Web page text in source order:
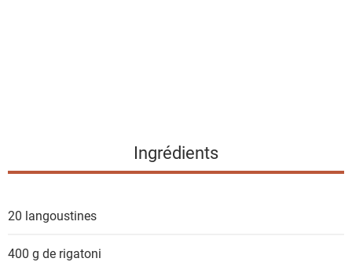
i
Ingrédients
20 langoustines
400 g de rigatoni